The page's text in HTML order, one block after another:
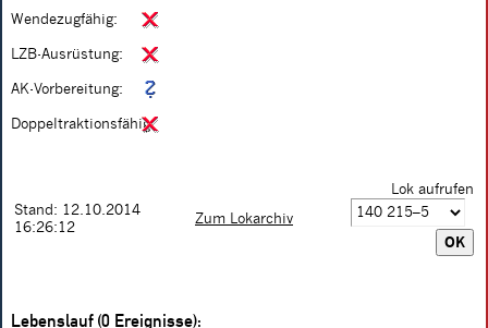
Wendezugfähig:
LZB-Ausrüstung:
AK-Vorbereitung:
Doppeltraktionsfähig:
Stand: 12.10.2014
16:26:12
Zum Lokarchiv
Lok aufrufen
Lebenslauf (0 Ereignisse):